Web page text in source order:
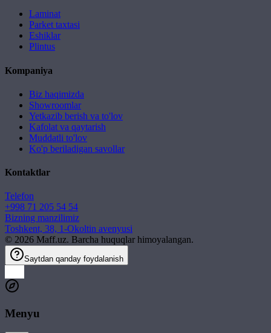
Laminat
Parket taxtasi
Eshiklar
Plintus
Kompaniya
Biz haqimizda
Showroomlar
Yetkazib berish va to'lov
Kafolat va qaytarish
Muddatli to'lov
Ko'p beriladigan savollar
Kontaktlar
Telefon
+998 71 205 54 54
Bizning manzilimiz
Toshkent, 38, 1-Okoltin avenyusi
© 2026 Maff.uz. Barcha huquqlar himoyalangan.
Saytdan qanday foydalanish
Menyu